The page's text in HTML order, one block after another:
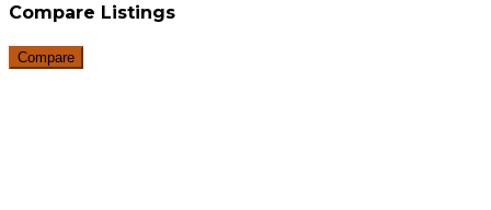
Compare Listings
Compare